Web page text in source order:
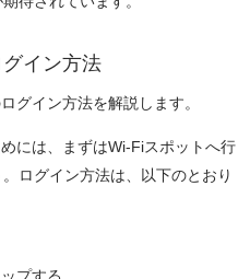
イン方法
グイン方法を解説します。
には、まずはWi-Fiスポットへ行
ログイン方法は、以下のとおり